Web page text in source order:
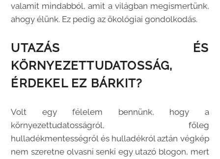
valamit mindabból, amit a világban megismertünk,
ahogy élünk. Ez pedig az ökológiai gondolkodás.
UTAZÁS ÉS
KÖRNYEZETTUDATOSSÁG,
ÉRDEKEL EZ BÁRKIT?
Volt egy félelem bennünk, hogy a
környezettudatosságról, főleg
hulladékmentességről és hulladékról aztán végkép
nem szeretne olvasni senki egy utazó blogon, mert